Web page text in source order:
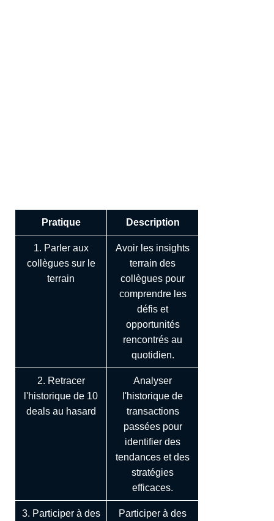
Pratique Description
1. Parler aux
collègues sur le
terrain
Avoir les insights
terrain des
collègues pour
comprendre les
défis et
opportunités
rencontrés au
quotidien.
2. Retracer
l'historique de 10
deals au hasard
Analyser
l'historique de
transactions
passées pour
identifier des
tendances et des
stratégies
efficaces.
3. Participer à des
Participer à des